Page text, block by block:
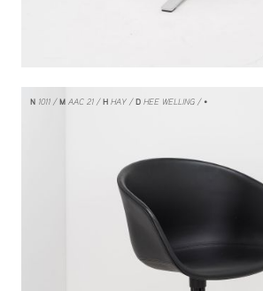
N1011 MAAC 21 HHAY DHEE WELLING/ •